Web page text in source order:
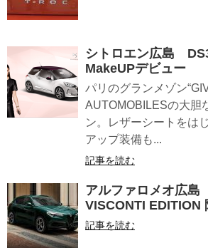
シトロエン広島
MakeUPデビュー
パリのグランメゾン
AUTOMOBILESの大胆
ン。レザーシートをは
アップ装備も...
記事を読む
アルファロメオ広
VISCONTI EDITION
記事を読む